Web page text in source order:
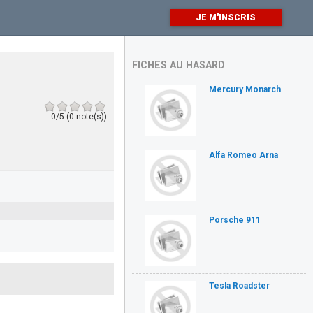
JE M'INSCRIS
0/5 (0 note(s))
FICHES AU HASARD
Mercury Monarch
Alfa Romeo Arna
Porsche 911
Tesla Roadster